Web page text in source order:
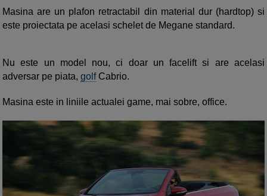
Masina are un plafon retractabil din material dur (hardtop) si
este proiectata pe acelasi schelet de Megane standard.
Nu este un model nou, ci doar un facelift si are acelasi
adversar pe piata, golfCabrio.
Masina este in liniile actualei game, mai sobre, office.